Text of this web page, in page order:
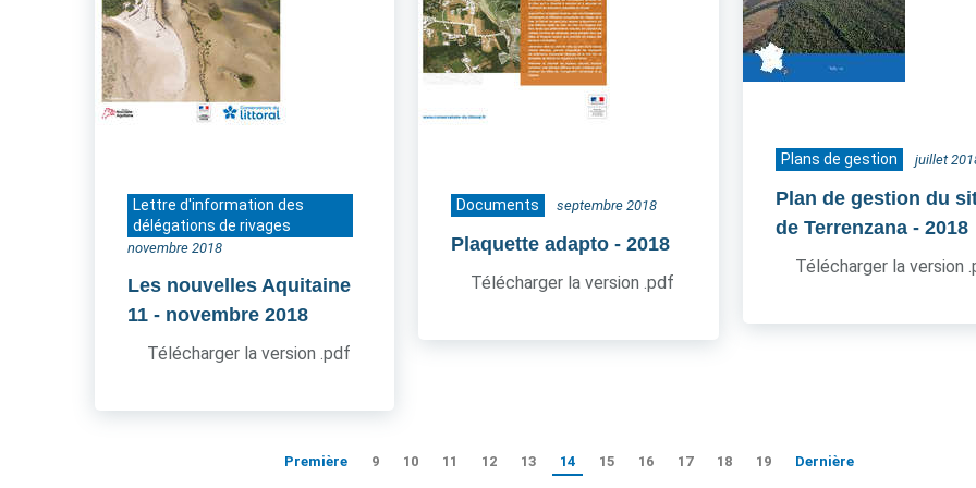
Lettre d'information des
délégations de rivages
novembre 2018
Les nouvelles Aquitaine
11 - novembre 2018
Télécharger la version .pdf
Documents septembre 2018
Plaquette adapto - 2018
Télécharger la version .pdf
Plans de gestion juillet
Plan de gestion du
de Terrenzana - 2018
Télécharger la version
Première 9 10 11 12 13 14 15 16 17 18 19 Dernière